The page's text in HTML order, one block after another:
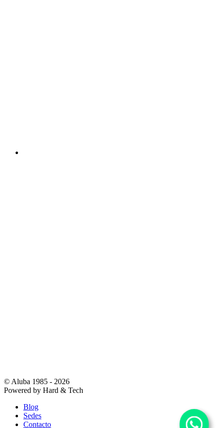
© Aluba 1985 - 2026
Powered by Hard & Tech
Blog
Sedes
Contacto